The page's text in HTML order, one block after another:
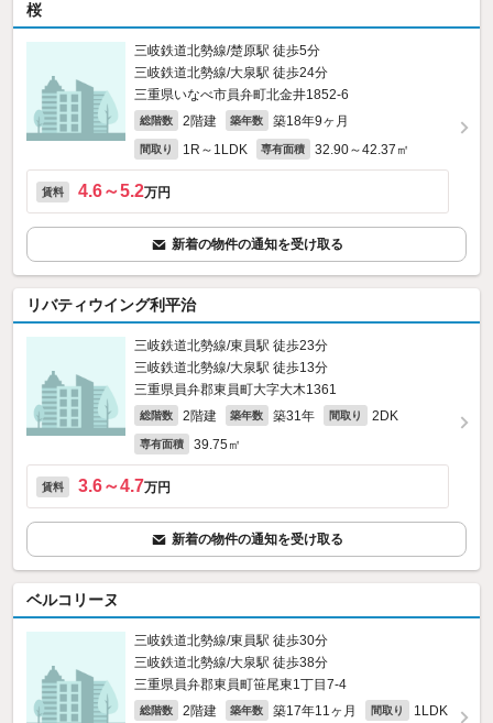
桜
三岐鉄道北勢線/楚原駅 徒歩5分
三岐鉄道北勢線/大泉駅 徒歩24分
三重県いなべ市員弁町北金井1852‐6
総階数 2階建 築年数 築18年9ヶ月
間取り 1R～1LDK 専有面積 32.90～42.37㎡
賃料 4.6～5.2万円
新着の物件の通知を受け取る
リバティウイング利平治
三岐鉄道北勢線/東員駅 徒歩23分
三岐鉄道北勢線/大泉駅 徒歩13分
三重県員弁郡東員町大字大木1361
総階数 2階建 築年数 築31年 間取り 2DK
専有面積 39.75㎡
賃料 3.6～4.7万円
新着の物件の通知を受け取る
ベルコリーヌ
三岐鉄道北勢線/東員駅 徒歩30分
三岐鉄道北勢線/大泉駅 徒歩38分
三重県員弁郡東員町笹尾東1丁目7‐4
総階数 2階建 築年数 築17年11ヶ月 間取り 1LDK